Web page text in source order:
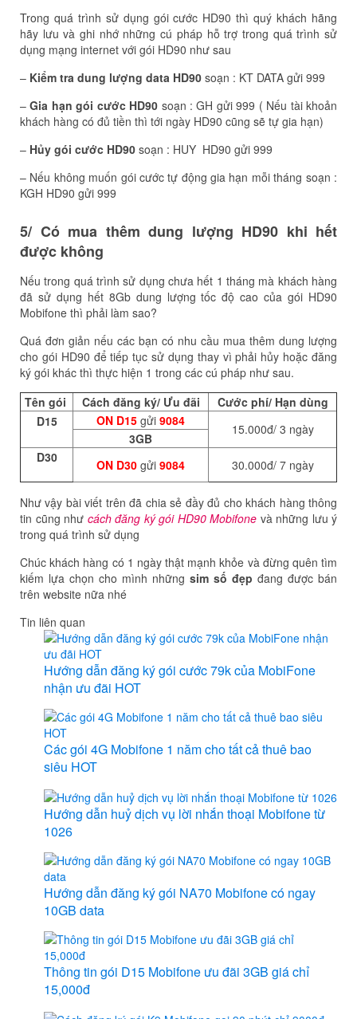
Trong quá trình sử dụng gói cước HD90 thì quý khách hãng
hãy lưu và ghi nhớ những cú pháp hỗ trợ trong quá trình sử
dụng mạng internet với gói HD90 như sau
– Kiểm tra dung lượng data HD90 soạn : KT DATA gửi 999
–Gia hạn gói cước HD90 soạn : GH gửi 999 ( Nếu tài khoản
khách hàng có đủ tiền thì tới ngày HD90 cũng sẽ tự gia hạn)
– Hủy gói cước HD90 soạn : HUY HD90 gửi 999
– Nếu không muốn gói cước tự động gia hạn mỗi tháng soạn :
KGH HD90 gửi 999
5/ Có mua thêm dung lượng HD90 khi hết
được không
Nếu trong quá trình sử dụng chưa hết 1 tháng mà khách hàng
đã sử dụng hết 8Gb dung lượng tốc độ cao của gói HD90
Mobifone thì phải làm sao?
Quá đơn giản nếu các bạn có nhu cầu mua thêm dung lượng
cho gói HD90 để tiếp tục sử dụng thay vì phải hủy hoặc đăng
ký gói khác thì thực hiện 1 trong các cú pháp như sau.
Tên gói
Cách đăng ký/ Ưu đãi
Cước phí/ Hạn dùng
D15
ON D15 gửi 9084
15.000đ/ 3 ngày
3GB
D30
ON D30 gửi 9084 30.000đ/ 7 ngày
Như vậy bài viết trên đã chia sẻ đầy đủ cho khách hàng thông
tin cũng như cách đăng ký gói HD90 Mobifone và những lưu ý
trong quá trình sử dụng
Chúc khách hàng có 1 ngày thật mạnh khỏe và đừng quên tìm
kiếm lựa chọn cho mình những sim số đẹp đang được bán
trên website nữa nhé
Tin liên quan
Hướng dẫn đăng ký gói cước 79k của MobiFone
nhận ưu đãi HOT
Các gói 4G Mobifone 1 năm cho tất cả thuê bao
siêu HOT
Hướng dẫn huỷ dịch vụ lời nhắn thoại Mobifone từ
1026
Hướng dẫn đăng ký gói NA70 Mobifone có ngay
10GB data
Thông tin gói D15 Mobifone ưu đãi 3GB giá chỉ
15,000đ